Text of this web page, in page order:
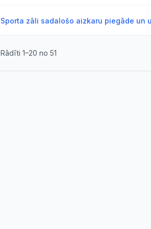
Sporta zāli sadalošo aizkaru piegāde un
Rādīti 1–20 no 51